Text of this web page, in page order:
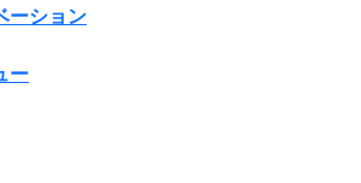
ーション
ー